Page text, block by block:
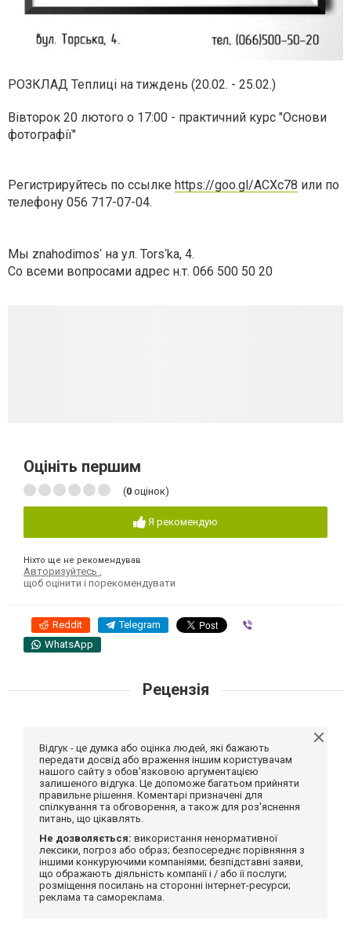
РОЗКЛАД Теплиці на тиждень (20.02. - 25.02.)
Вівторок 20 лютого о 17:00 - практичний курс "Основи
фотографії"
Регистрируйтесь по ссылке https://goo.gl/ACXc78 или по
телефону 056 717-07-04.
Мы znahodimosʹ на ул. Torsʹka, 4.
Со всеми вопросами адрес н.т. 066 500 50 20
Оцініть першим
(0 оцінок)
Я рекомендую
Ніхто ще не рекомендував
Авторизуйтесь ,
щоб оцінити і порекомендувати
Reddit Telegram
WhatsApp
Рецензія
Відгук - це думка або оцінка людей, які бажають
передати досвід або враження іншим користувачам
нашого сайту з обов'язковою аргументацією
залишеного відгука. Це допоможе багатьом прийняти
правильне рішення. Коментарі призначені для
спілкування та обговорення, а також для роз'яснення
питань, що цікавлять.
Не дозволяється: використання ненормативної
лексики, погроз або образ; безпосереднє порівняння з
іншими конкуруючими компаніями; безпідставні заяви,
що ображають діяльність компанії і / або її послуги;
розміщення посилань на сторонні інтернет-ресурси;
реклама та самореклама.